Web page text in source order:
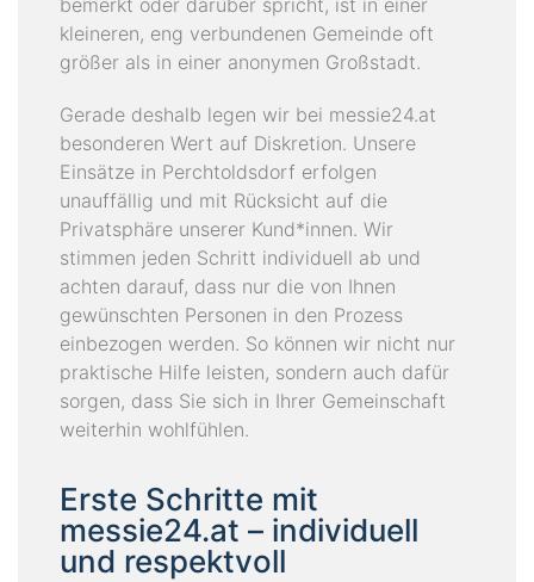
bemerkt oder darüber spricht, ist in einer
kleineren, eng verbundenen Gemeinde oft
größer als in einer anonymen Großstadt.
Gerade deshalb legen wir bei messie24.at
besonderen Wert auf Diskretion. Unsere
Einsätze in Perchtoldsdorf erfolgen
unauffällig und mit Rücksicht auf die
Privatsphäre unserer Kund*innen. Wir
stimmen jeden Schritt individuell ab und
achten darauf, dass nur die von Ihnen
gewünschten Personen in den Prozess
einbezogen werden. So können wir nicht nur
praktische Hilfe leisten, sondern auch dafür
sorgen, dass Sie sich in Ihrer Gemeinschaft
weiterhin wohlfühlen.
Erste Schritte mit
messie24.at – individuell
und respektvoll